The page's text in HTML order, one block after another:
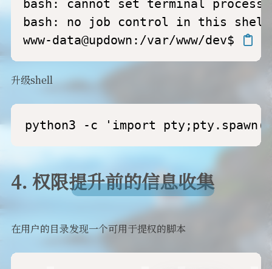
bash: cannot set terminal
bash: no job control in this shell
www-data@updown:/var/www/dev$
升级shell
python3 -c 'import
4. 权限提升前的信息收集
在用户的目录发现一个可用于提权的脚本